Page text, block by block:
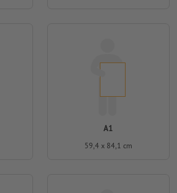
A1
59,4 x 84,1 cm